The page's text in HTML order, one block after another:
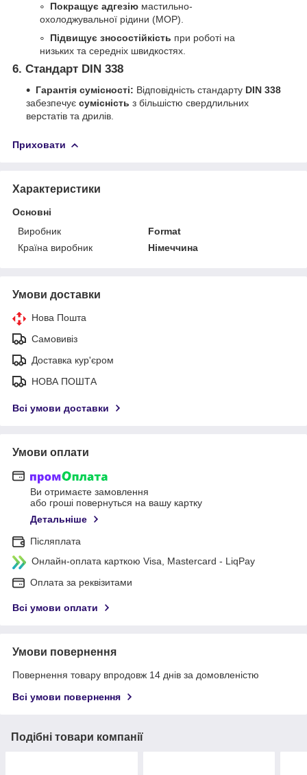
Покращує адгезію мастильно-
охолоджувальної рідини (МОР).
Підвищує зносостійкість при роботі на
низьких та середніх швидкостях.
6. Стандарт DIN 338
Гарантія сумісності: Відповідність стандарту DIN 338
забезпечує сумісність з більшістю свердлильних
верстатів та дрилів.
Приховати
Характеристики
Основні
Виробник
Format
Країна виробник
Німеччина
Умови доставки
Нова Пошта
Самовивіз
Доставка кур'єром
НОВА ПОШТА
Всі умови доставки
Умови оплати
Ви отримаєте замовлення
або гроші повернуться на вашу картку
Детальніше
Післяплата
Онлайн-оплата карткою Visa, Mastercard - LiqPay
Оплата за реквізитами
Всі умови оплати
Умови повернення
Повернення товару впродовж 14 днів за домовленістю
Всі умови повернення
Подібні товари компанії